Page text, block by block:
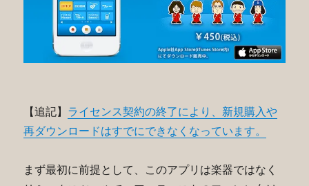
【追記】 ライセンス契約の終了により、新規購入や
再ダウンロードはすでにできなくなっています。
まず最初に前提として、このアプリは楽器ではなく